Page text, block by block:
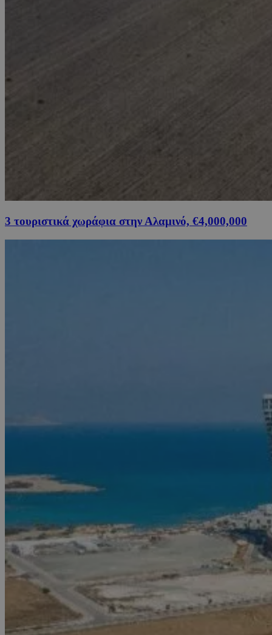
3 τουριστικά χωράφια στην Αλαμινό, €4,000,000